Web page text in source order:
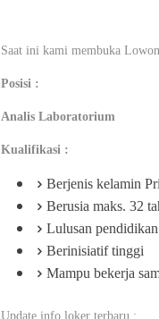
Saat ini kami membuka
Posisi :
Analis Laboratorium
Kualifikasi :
Berjenis kelamin
Berusia maks. 32
Lulusan
Berinisiatif tinggi
Mampu bekerja
Update info loker terbaru :